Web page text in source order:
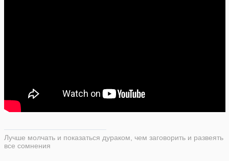
Лучше молчать и показаться дураком, чем заговорить и развеять
все сомнения